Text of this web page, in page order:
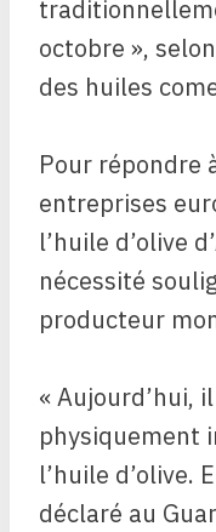
octobre »,
des huiles
Pour répondre
entreprises
l’huile d’olive
nécessité
producteur
« Aujourd’hui,
physiquement
l’huile d’olive.
déclaré au